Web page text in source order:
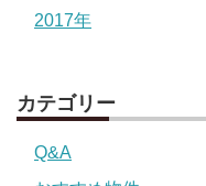
2017年
カテゴリー
Q&A